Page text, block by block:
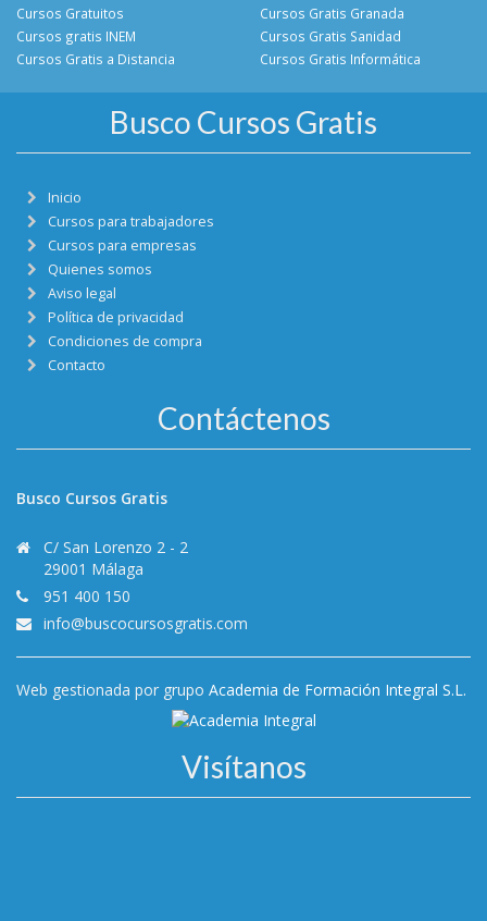
Cursos Gratuitos
Cursos gratis INEM
Cursos Gratis a Distancia
Cursos Gratis Granada
Cursos Gratis Sanidad
Cursos Gratis Informática
Busco Cursos Gratis
Inicio
Cursos para trabajadores
Cursos para empresas
Quienes somos
Aviso legal
Política de privacidad
Condiciones de compra
Contacto
Contáctenos
Busco Cursos Gratis
C/ San Lorenzo 2 - 2
29001 Málaga
951 400 150
info@buscocursosgratis.com
Web gestionada por grupo Academia de Formación Integral S.L.
Visítanos